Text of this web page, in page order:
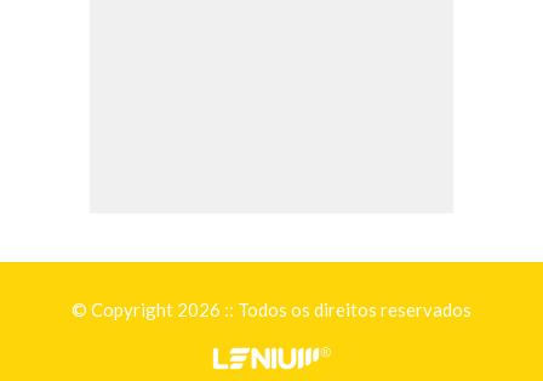
© Copyright 2026 :: Todos os direitos reservados